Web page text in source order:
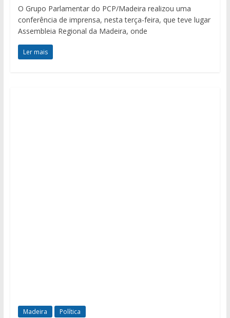
O Grupo Parlamentar do PCP/Madeira realizou uma
conferência de imprensa, nesta terça-feira, que teve lugar
Assembleia Regional da Madeira, onde
Ler mais
Madeira Política